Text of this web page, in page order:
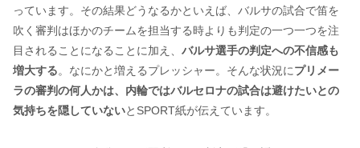
っています。その結果どうなるかといえば、バルサの試合で笛を
吹く審判はほかのチームを担当する時よりも判定の一つ一つを注
目されることになることに加え、 バルサ選手の判定への不信感も
増大する。なにかと増えるプレッシャー。そんな状況にプリメー
ラの審判の何人かは、内輪ではバルセロナの試合は避けたいとの
気持ちを隠していないとSPORT紙が伝えています。